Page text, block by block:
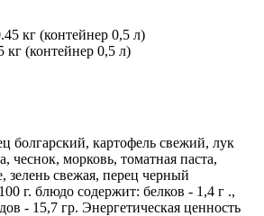
(контейнер 0,5 л)
болгарский, картофель свежий, лук
чеснок, морковь, томатная паста,
зелень свежая, перец черный
г. блюдо содержит: белков - 1,4 г .,
- 15,7 гр. Энергетическая ценность